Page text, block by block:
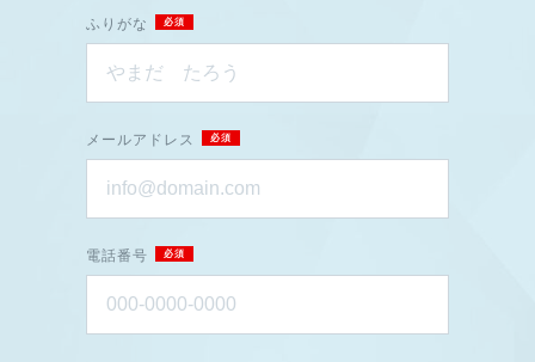
ふりがな
メールアドレス
電話番号